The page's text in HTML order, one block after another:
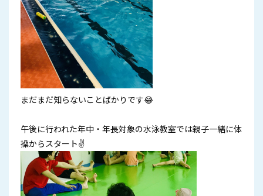
まだまだ知らないことばかりです😂
午後に行われた年中・年長対象の水泳教室では親子一緒に体
操からスタート✌